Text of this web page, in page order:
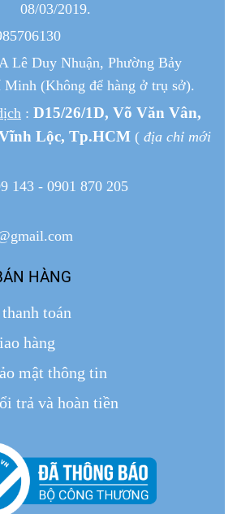
08/03/2019.
Lê Duy Nhuận, Phường Bảy
(Không để hàng ở trụ sở).
: D15/26/1D, Võ Văn Vân,
Lộc, Tp.HCM ( địa chỉ mới
143 - 0901 870 205
HÀNG
toán
hàng
mật thông tin
trả và hoàn tiền